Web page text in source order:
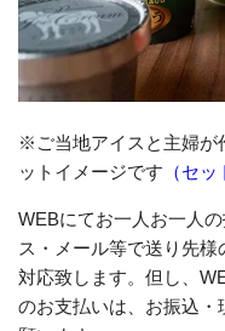
※ご当地アイスと主婦が
ットイメージです （セ
WEBにてお一人お一人
ス・メール等で送り先
対応致します。但し、
のお支払いは、お振込